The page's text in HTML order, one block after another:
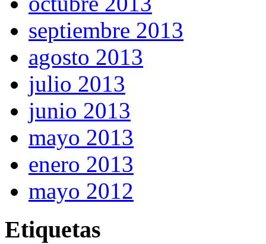
septiembre 2013
agosto 2013
julio 2013
junio 2013
mayo 2013
enero 2013
mayo 2012
Etiquetas